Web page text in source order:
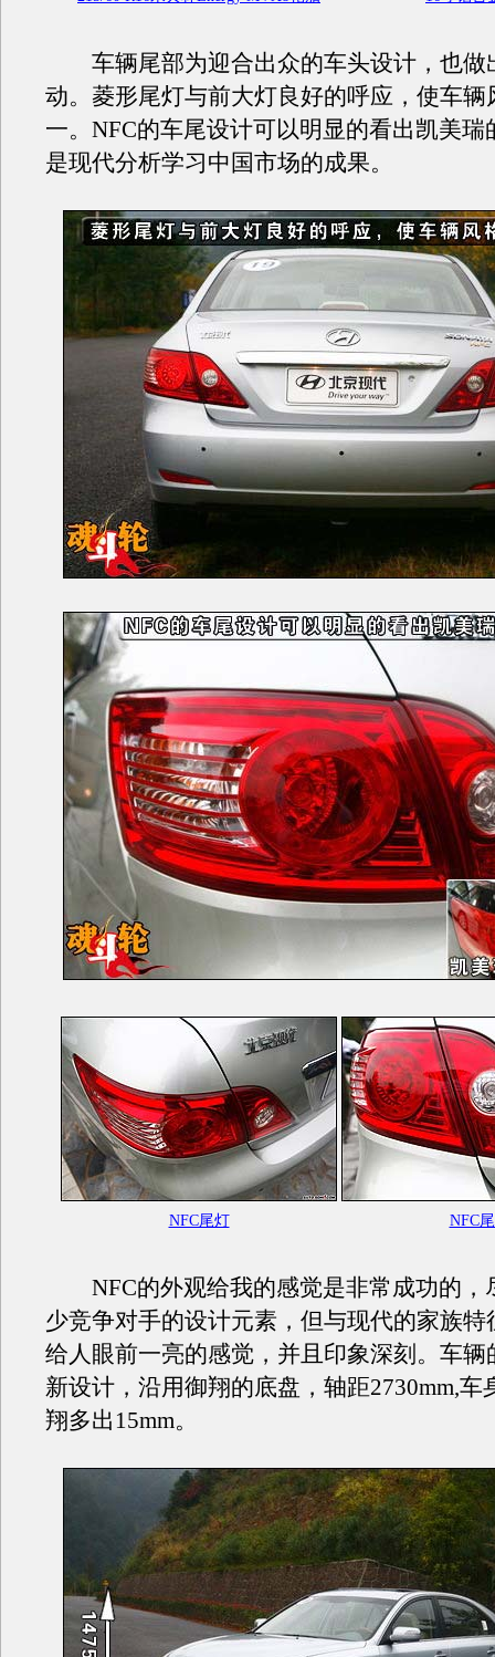
车辆尾部为迎合出众的车头设计，也做
动。菱形尾灯与前大灯良好的呼应，使车辆
一。NFC的车尾设计可以明显的看出凯美瑞
是现代分析学习中国市场的成果。
NFC尾灯 NFC
NFC的外观给我的感觉是非常成功的，
少竞争对手的设计元素，但与现代的家族特
给人眼前一亮的感觉，并且印象深刻。车辆
新设计，沿用御翔的底盘，轴距2730mm,车
翔多出15mm。